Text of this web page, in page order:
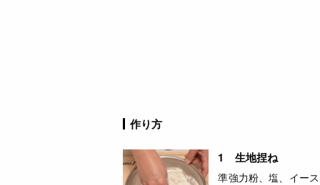
作り方
1 生地捏ね
準強力粉、塩、イー